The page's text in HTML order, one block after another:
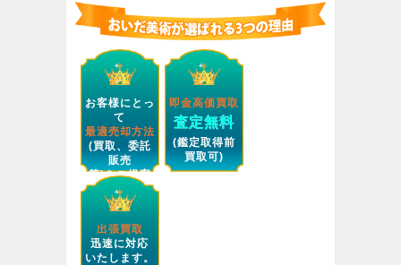
お客様にとっ
て
最適売却方法
(買取、委託
販売
等)をご提案
します。
即金高価買取
査定無料
(鑑定取得前
買取可)
出張買取
迅速に対応
いたします。